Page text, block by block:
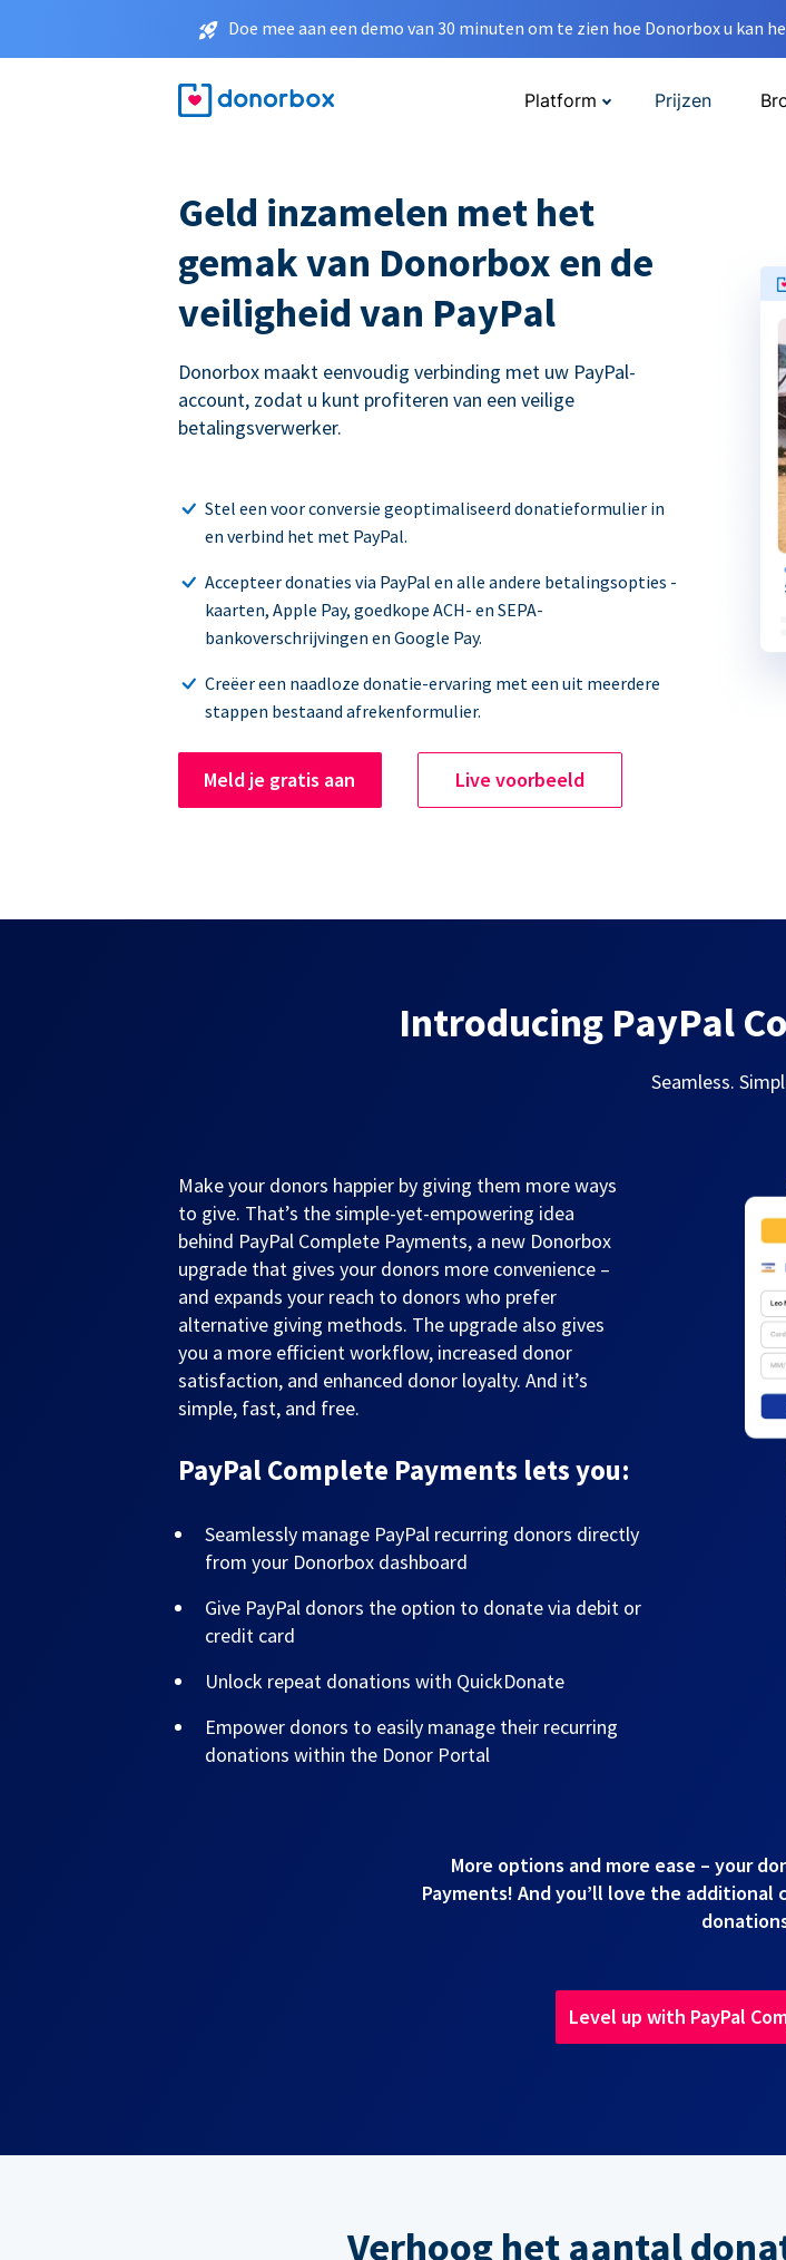
Doe mee aan een demo van 30 minuten om te zien hoe Donorbox u kan
Platform Prijzen
Geld inzamelen met het
gemak van Donorbox en de
veiligheid van PayPal
Donorbox maakt eenvoudig verbinding met uw PayPal-
account, zodat u kunt profiteren van een veilige
betalingsverwerker.
Stel een voor conversie geoptimaliseerd donatieformulier in
en verbind het met PayPal.
Accepteer donaties via PayPal en alle andere betalingsopties -
kaarten, Apple Pay, goedkope ACH- en SEPA-
bankoverschrijvingen en Google Pay.
Creëer een naadloze donatie-ervaring met een uit meerdere
stappen bestaand afrekenformulier.
Meld je gratis aan Live voorbeeld
Introducing PayPal
Seamless.
Make your donors happier by giving them more ways
to give. That’s the simple-yet-empowering idea
behind PayPal Complete Payments, a new Donorbox
upgrade that gives your donors more convenience –
and expands your reach to donors who prefer
alternative giving methods. The upgrade also gives
you a more efficient workflow, increased donor
satisfaction, and enhanced donor loyalty. And it’s
simple, fast, and free.
PayPal Complete Payments lets you:
Seamlessly manage PayPal recurring donors directly
from your Donorbox dashboard
Give PayPal donors the option to donate via debit or
credit card
Unlock repeat donations with QuickDonate
Empower donors to easily manage their recurring
donations within the Donor Portal
More options and more ease – your
Payments! And you’ll love the
Level up with PayPal
Verhoog het aantal